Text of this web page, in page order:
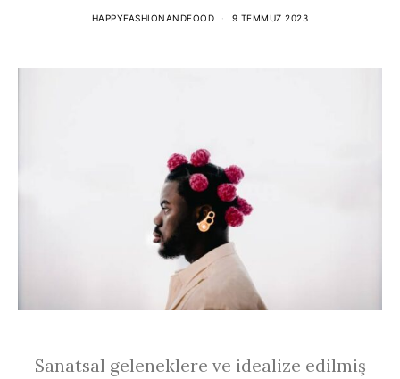
HAPPYFASHIONANDFOOD 9 TEMMUZ 2023
Sanatsal geleneklere ve idealize edilmiş